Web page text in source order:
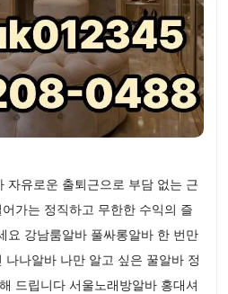
자유로운 출퇴근으로 부담 없는 근
가는 정직하고 무한한 수익의 즐
요 강남룸알바 풀싸롱알바 한 번만
나알바 나만 알고 싶은 꿀알바 정
드립니다 서울노래방알바 홍대셔